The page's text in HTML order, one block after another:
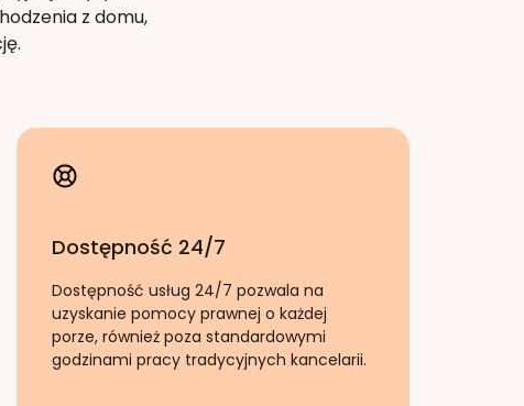
z domu,
Dostępność 24/7
Dostępność usług 24/7 pozwala na
uzyskanie pomocy prawnej o każdej
porze, również poza standardowymi
godzinami pracy tradycyjnych kancelarii.